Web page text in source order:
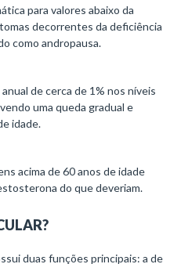
para valores abaixo da
decorrentes da deficiência
como andropausa.
de cerca de 1% nos níveis
uma queda gradual e
idade.
acima de 60 anos de idade
do que deveriam.
duas funções principais: a de